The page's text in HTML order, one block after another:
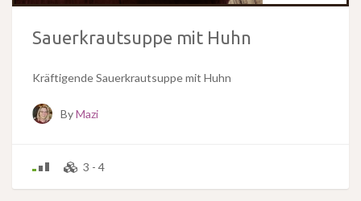
Sauerkrautsuppe mit Huhn
Kräftigende Sauerkrautsuppe mit Huhn
ByMazi
3 - 4